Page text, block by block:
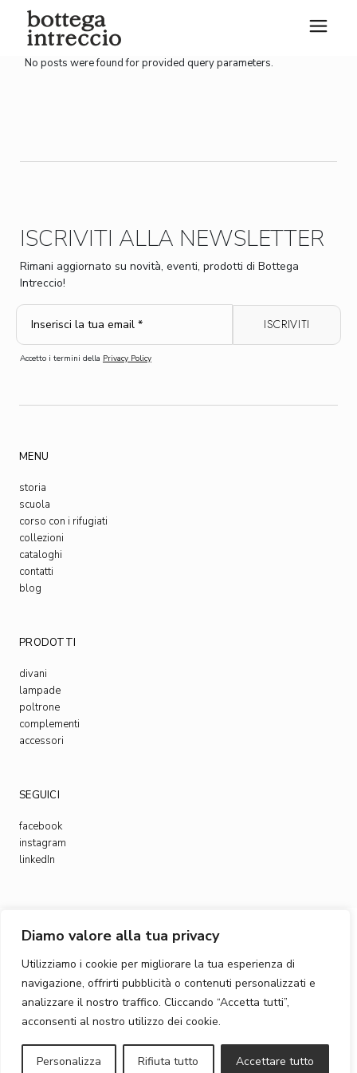
Diamo valore alla tua privacy
Utilizziamo i cookie per migliorare la tua esperienza di
navigazione, offrirti pubblicità o contenuti personalizzati e
analizzare il nostro traffico. Cliccando “Accetta tutti”,
acconsenti al nostro utilizzo dei cookie.
Personalizza Rifiuta tutto Accettare tutto
content
No posts were found for provided query parameters.
ISCRIVITI ALLA NEWSLETTER
Rimani aggiornato su novità, eventi, prodotti di Bottega
Intreccio!
Accetto i termini della Privacy Policy
MENU
storia
scuola
corso con i rifugiati
collezioni
cataloghi
contatti
blog
PRODOTTI
divani
lampade
poltrone
complementi
accessori
SEGUICI
facebook
instagram
linkedIn
© 2023 Bottega Intreccio
Privacy & Cookie Policy